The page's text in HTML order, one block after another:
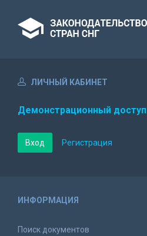
ЛИЧНЫЙ КАБИНЕТ
Демонстрационный доступ
Вход Регистрация
ИНФОРМАЦИЯ
Поиск документов